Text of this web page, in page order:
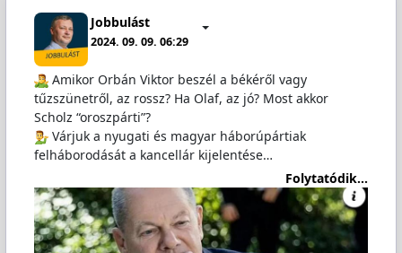
Jobbulást
2024. 09. 09. 06:29
️ Amikor Orbán Viktor beszél a békéről vagy
tűzszünetről, az rossz? Ha Olaf, az jó? Most akkor
Scholz “oroszpárti”?
️ Várjuk a nyugati és magyar háborúpártiak
felháborodását a kancellár kijelentése…
Folytatódik...